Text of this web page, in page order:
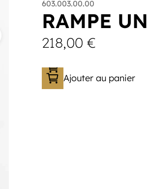
603.003.00.00
RAMPE
218,00 €
Ajouter au panier